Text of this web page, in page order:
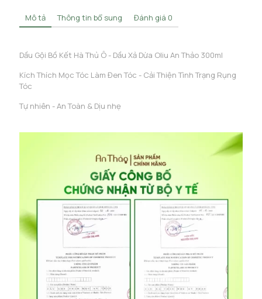
Mô tả Thông tin bổ sung Đánh giá 0
Dầu Gội Bồ Kết Hà Thủ Ô - Dầu Xả Dừa Oliu An Thảo 300ml
Kích Thích Mọc Tóc Làm Đen Tóc - Cải Thiện Tình Trạng Rụng
Tóc
Tự nhiên - An Toàn & Dịu nhẹ